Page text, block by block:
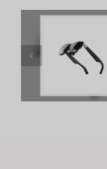
โอก
คุณเ